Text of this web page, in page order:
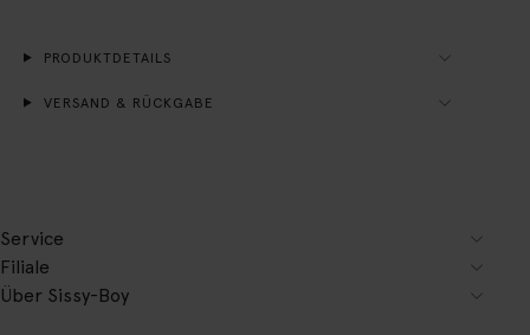
PRODUKTDETAILS
VERSAND & RÜCKGABE
Service
Filiale
Über Sissy-Boy